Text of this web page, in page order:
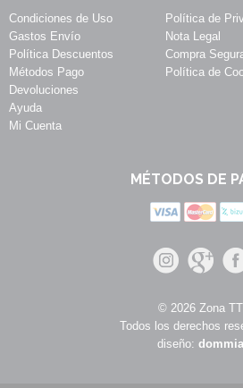
Condiciones de Uso
Gastos Envío
Política Descuentos
Métodos Pago
Devoluciones
Ayuda
Mi Cuenta
Política de
Nota Legal
Compra
Política de
MÉTODOS DE
© 2026 Zona TT
Todos los derechos
diseño: dommia